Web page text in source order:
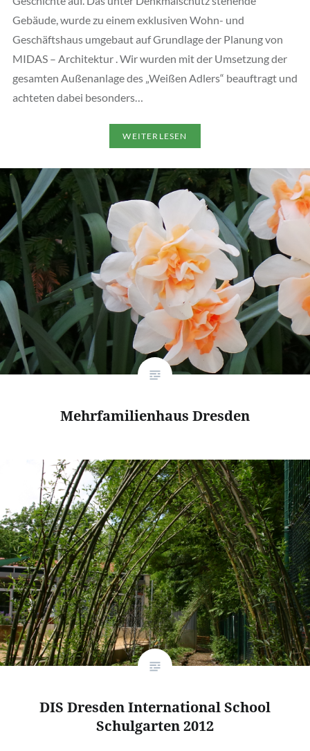
Gebäude, wurde zu einem exklusiven Wohn- und
Geschäftshaus umgebaut auf Grundlage der Planung von
MIDAS – Architektur . Wir wurden mit der Umsetzung der
gesamten Außenanlage des „Weißen Adlers“ beauftragt und
achteten dabei besonders…
WEITERLESEN
Mehrfamilienhaus Dresden
DIS Dresden International School
Schulgarten 2012